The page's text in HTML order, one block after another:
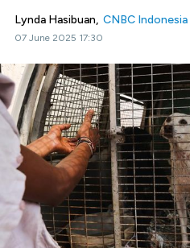
Lynda Hasibuan, CNBC Indonesia
07 June 2025 17:30